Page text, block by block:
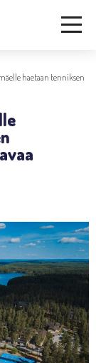
haetaan tenniksen